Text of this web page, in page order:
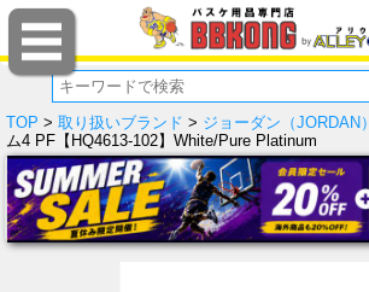
TOP > 取り扱いブランド > ジョーダン（JORDAN）
ム4 PF【HQ4613-102】White/Pure Platinum